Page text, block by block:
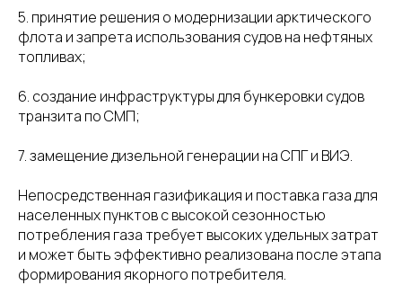
5. принятие решения о модернизации арктического
флота и запрета использования судов на нефтяных
топливах;
6. создание инфраструктуры для бункеровки судов
транзита по СМП;
7. замещение дизельной генерации на СПГ и ВИЭ.
Непосредственная газификация и поставка газа для
населенных пунктов с высокой сезонностью
потребления газа требует высоких удельных затрат
и может быть эффективно реализована после этапа
формирования якорного потребителя.